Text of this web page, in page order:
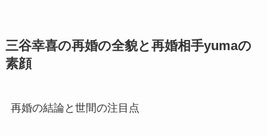
三谷幸喜の再婚の全貌と再婚相手yumaの
素顔
再婚の結論と世間の注目点